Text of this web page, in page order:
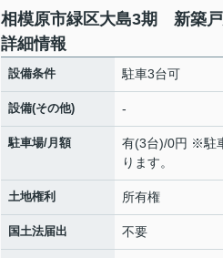
相模原市緑区大島3期 新築
詳細情報
設備条件 駐車3台可
設備(その他) -
駐車場/月額
有(3台)/0円 ※駐
ります。
土地権利 所有権
国土法届出 不要